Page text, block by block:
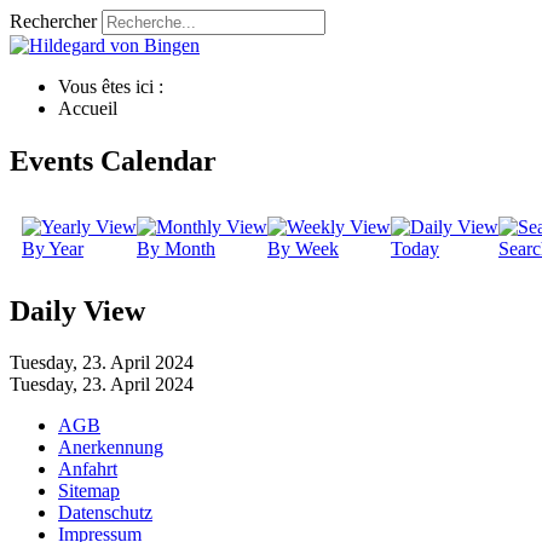
Rechercher
Vous êtes ici :
Accueil
Events Calendar
By Year By Month By Week Today
Daily View
Tuesday, 23. April 2024
Tuesday, 23. April 2024
AGB
Anerkennung
Anfahrt
Sitemap
Datenschutz
Impressum